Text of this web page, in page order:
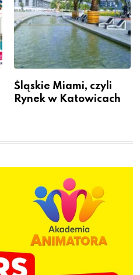
Śląskie Miami, czyli
Rynek w Katowicach